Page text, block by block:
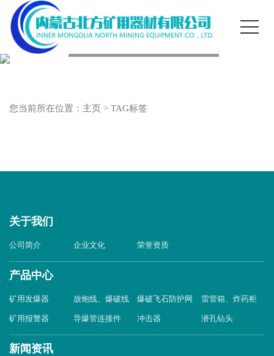
您当前所在位置： 主页 > TAG标签
关于我们
公司简介 企业文化 荣誉资质
产品中心
矿用发爆器 放炮线、爆破线 爆破飞石防护网 雷管箱、炸药柜
矿用报警器 导爆管连接件 冲击器 潜孔钻头
新闻资讯